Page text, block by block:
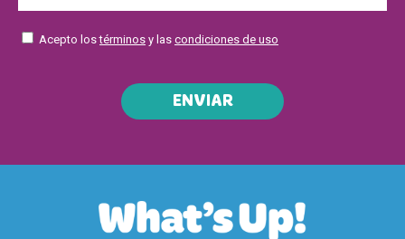
Acepto lostérminos y las condiciones de uso
ENVIAR